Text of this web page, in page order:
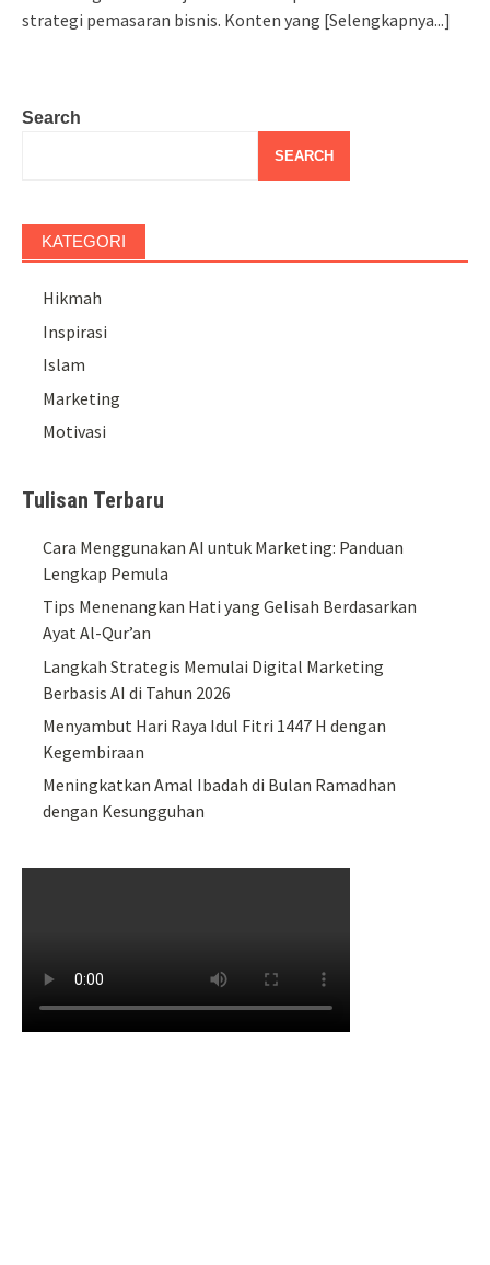
strategi pemasaran bisnis. Konten yang [Selengkapnya...]
Search
SEARCH
KATEGORI
Hikmah
Inspirasi
Islam
Marketing
Motivasi
Tulisan Terbaru
Cara Menggunakan AI untuk Marketing: Panduan
Lengkap Pemula
Tips Menenangkan Hati yang Gelisah Berdasarkan
Ayat Al-Qur’an
Langkah Strategis Memulai Digital Marketing
Berbasis AI di Tahun 2026
Menyambut Hari Raya Idul Fitri 1447 H dengan
Kegembiraan
Meningkatkan Amal Ibadah di Bulan Ramadhan
dengan Kesungguhan